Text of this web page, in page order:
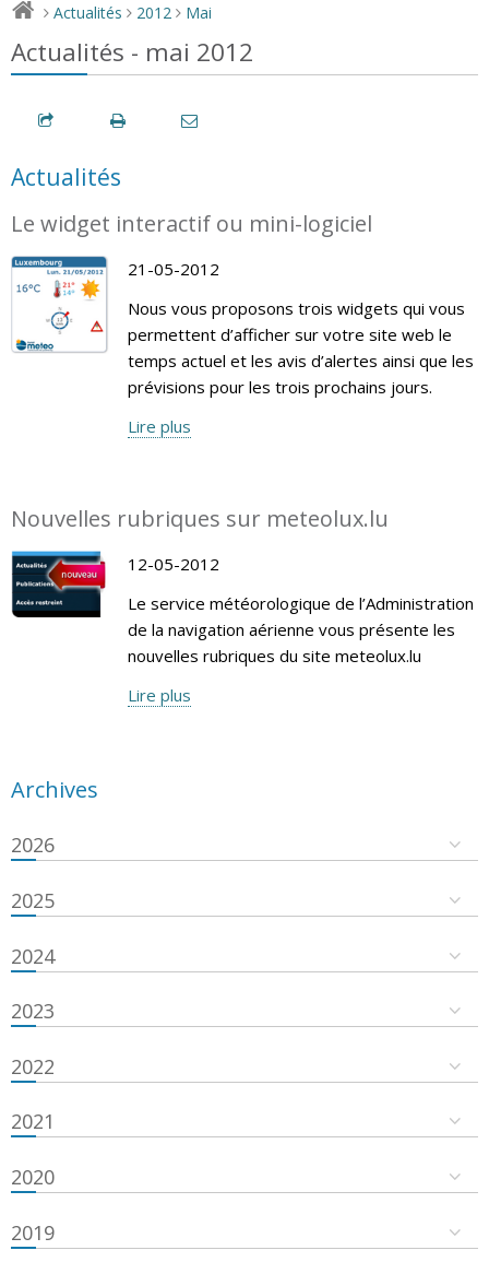
> Actualités > 2012 > Mai
Actualités - mai 2012
Actualités
Le widget interactif ou mini-logiciel
21-05-2012
Nous vous proposons trois widgets qui vous
permettent d’afficher sur votre site web le
temps actuel et les avis d’alertes ainsi que les
prévisions pour les trois prochains jours.
Lire plus
Nouvelles rubriques sur meteolux.lu
12-05-2012
Le service météorologique de l’Administration
de la navigation aérienne vous présente les
nouvelles rubriques du site meteolux.lu
Lire plus
Archives
2026
2025
2024
2023
2022
2021
2020
2019